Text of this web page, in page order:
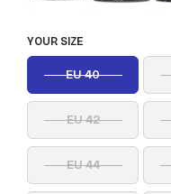
YOUR SIZE
EU 40
EU 42
EU 44